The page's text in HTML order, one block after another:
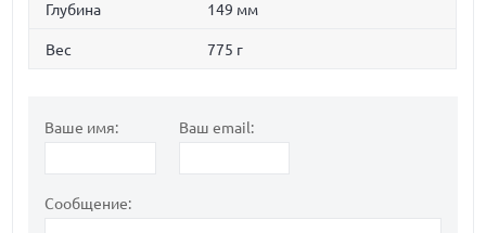
Глубина 149 мм
Вес 775 г
Ваше имя: Ваш email:
Сообщение: